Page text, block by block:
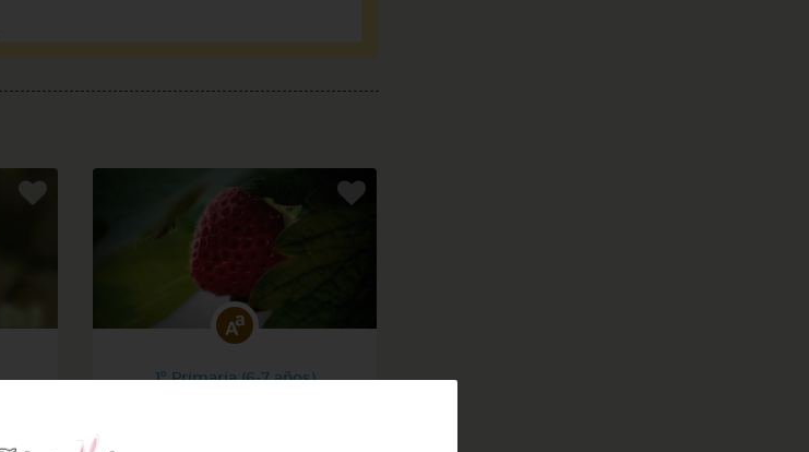
1º Primaria (6-7 años)